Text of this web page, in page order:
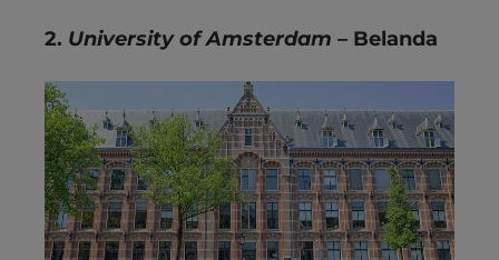
2. University of Amsterdam – Belanda